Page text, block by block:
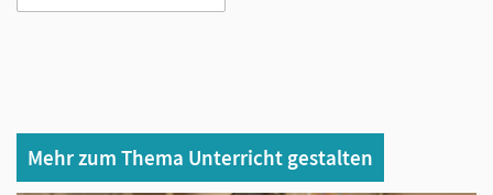
Mehr zum Thema Unterricht gestalten